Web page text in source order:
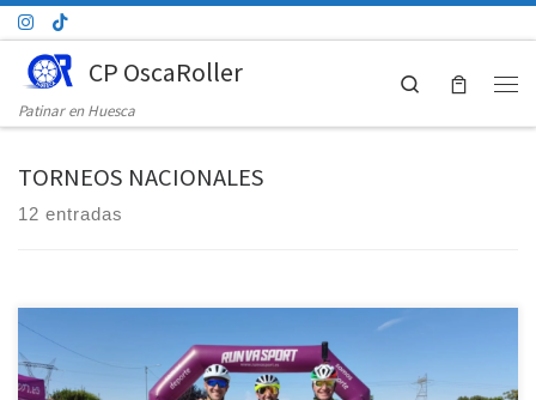
Saltar al contenido
CP OscaRoller
Patinar en Huesca
Search
TORNEOS NACIONALES
12 entradas